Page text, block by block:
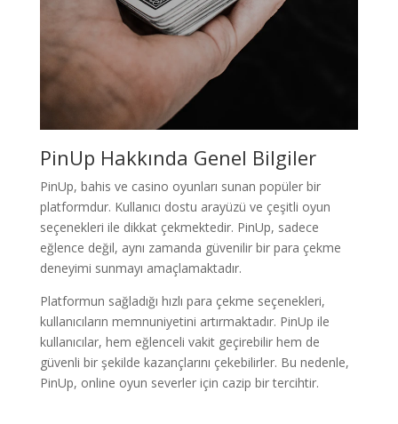
PinUp Hakkında Genel Bilgiler
PinUp, bahis ve casino oyunları sunan popüler bir
platformdur. Kullanıcı dostu arayüzü ve çeşitli oyun
seçenekleri ile dikkat çekmektedir. PinUp, sadece
eğlence değil, aynı zamanda güvenilir bir para çekme
deneyimi sunmayı amaçlamaktadır.
Platformun sağladığı hızlı para çekme seçenekleri,
kullanıcıların memnuniyetini artırmaktadır. PinUp ile
kullanıcılar, hem eğlenceli vakit geçirebilir hem de
güvenli bir şekilde kazançlarını çekebilirler. Bu nedenle,
PinUp, online oyun severler için cazip bir tercihtir.